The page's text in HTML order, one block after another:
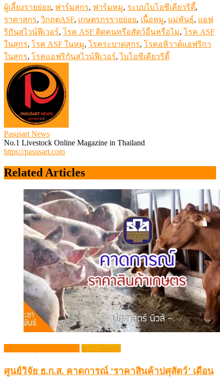
ผู้เลี้ยงรายย่อย, ฟาร์มสุกร, ฟาร์มหมู, ระบบไบโอซีเคียวริตี้,
ราคาสุกร, วิกฤตASF, เกษตรกรรายย่อย, เนื้อหมู, แม่พันธุ์, แอฟ
ริกันสไวน์ฟีเวอร์, ​โรค ASF ติดคนหรือสัตว์อื่นหรือไม่, โรค ASF
ในสุกร, โรค ASF ในหมู, โรคระบาดสุกร, โรคอหิวาต์แอฟริกา
ในสุกร, โรคแอฟริกันสไวน์ฟีเวอร์,ไบโอซีเคียวริตี้
Pasusart News
No.1 Livestock Online Magazine in Thailand
https://pasusart.com
Related Articles
ข่าว (News)
ศูนย์วิจัย ธ.ก.ส. คาดการณ์ ‘ราคาสินค้าปศุสัตว์’ เดือน